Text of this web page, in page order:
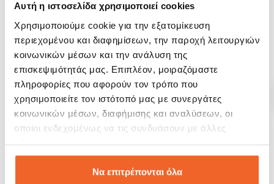
Αυτή η ιστοσελίδα χρησιμοποιεί cookies
Χρησιμοποιούμε cookie για την εξατομίκευση
περιεχομένου και διαφημίσεων, την παροχή λειτουργιών
κοινωνικών μέσων και την ανάλυση της
επισκεψιμότητάς μας. Επιπλέον, μοιραζόμαστε
πληροφορίες που αφορούν τον τρόπο που
χρησιμοποιείτε τον ιστότοπό μας με συνεργάτες
κοινωνικών μέσων, διαφήμισης και αναλύσεων, οι
οποίοι ενδεχομένως να τις συνδυάσουν με άλλες
έχουν συλλέξει σε σχέση με την από μέρους σας χρήση
των υπηρεσιών τους.Να επιτρέπονται όλα
Cream 500W
94,90 € 80,67 €
ΑΓΟΡΑ
Ραβδομπλέντερ Cream 600W
99,99 € 84,99 €
-15%
-8%